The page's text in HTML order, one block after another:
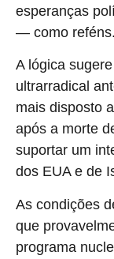
esperanças
— como reféns.
A lógica
ultrarradical
mais disposto
após a morte
suportar um
dos EUA e de
As condições
que
programa